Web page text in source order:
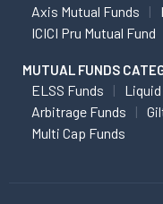
Axis Mutual Funds
ICICI Pru Mutual Fund
MUTUAL FUNDS
ELSS Funds
Arbitrage Funds
Multi Cap Funds